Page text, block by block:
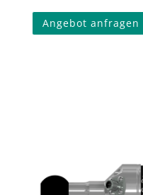
Angebot anfragen